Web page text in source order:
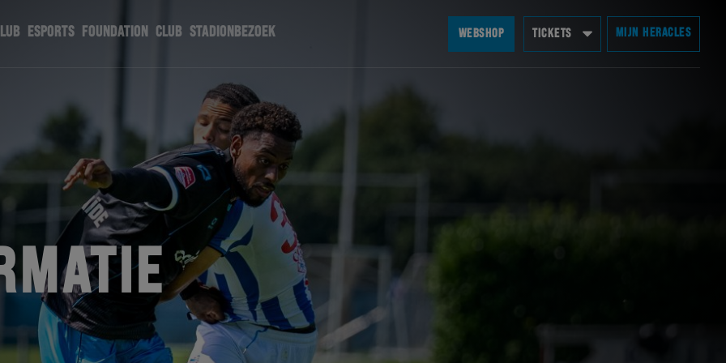
ESPORTS FOUNDATION CLUB STADIONBEZOEK WEBSHOP TICKETS MIJN HERACLES